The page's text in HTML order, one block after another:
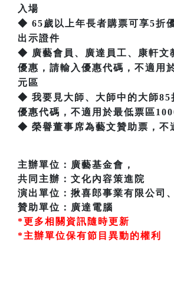
入場
◆ 65歲以上年長者購票可享5折
出示證件
◆ 廣藝會員、廣達員工、康軒文
優惠，請輸入優惠代碼，不適用
元區
◆ 我要見大師、大師中的大師85
優惠代碼，不適用於最低票區
◆ 榮譽董事席為藝文贊助票，不
主辦單位：廣藝基金會，
共同主辦：文化內容策進院
演出單位：揪喜郎事業有限公司
贊助單位：廣達電腦
*更多相關資訊隨時更新
*主辦單位保有節目異動的權利